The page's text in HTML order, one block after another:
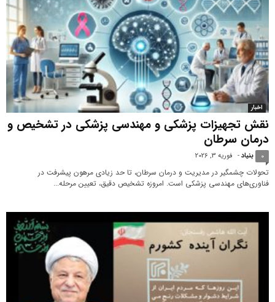
اخبار
نقش تجهیزات پزشکی و مهندسی پزشکی در تشخیص و
درمان سرطان
بنیاد- فوریه 3, 2026 0
تحولات چشمگیر در مدیریت و درمان سرطان، تا حد زیادی مرهون پیشرفت در
فناوری‌های مهندسی پزشکی است. امروزه تشخیص دقیق، تعیین مرحله...